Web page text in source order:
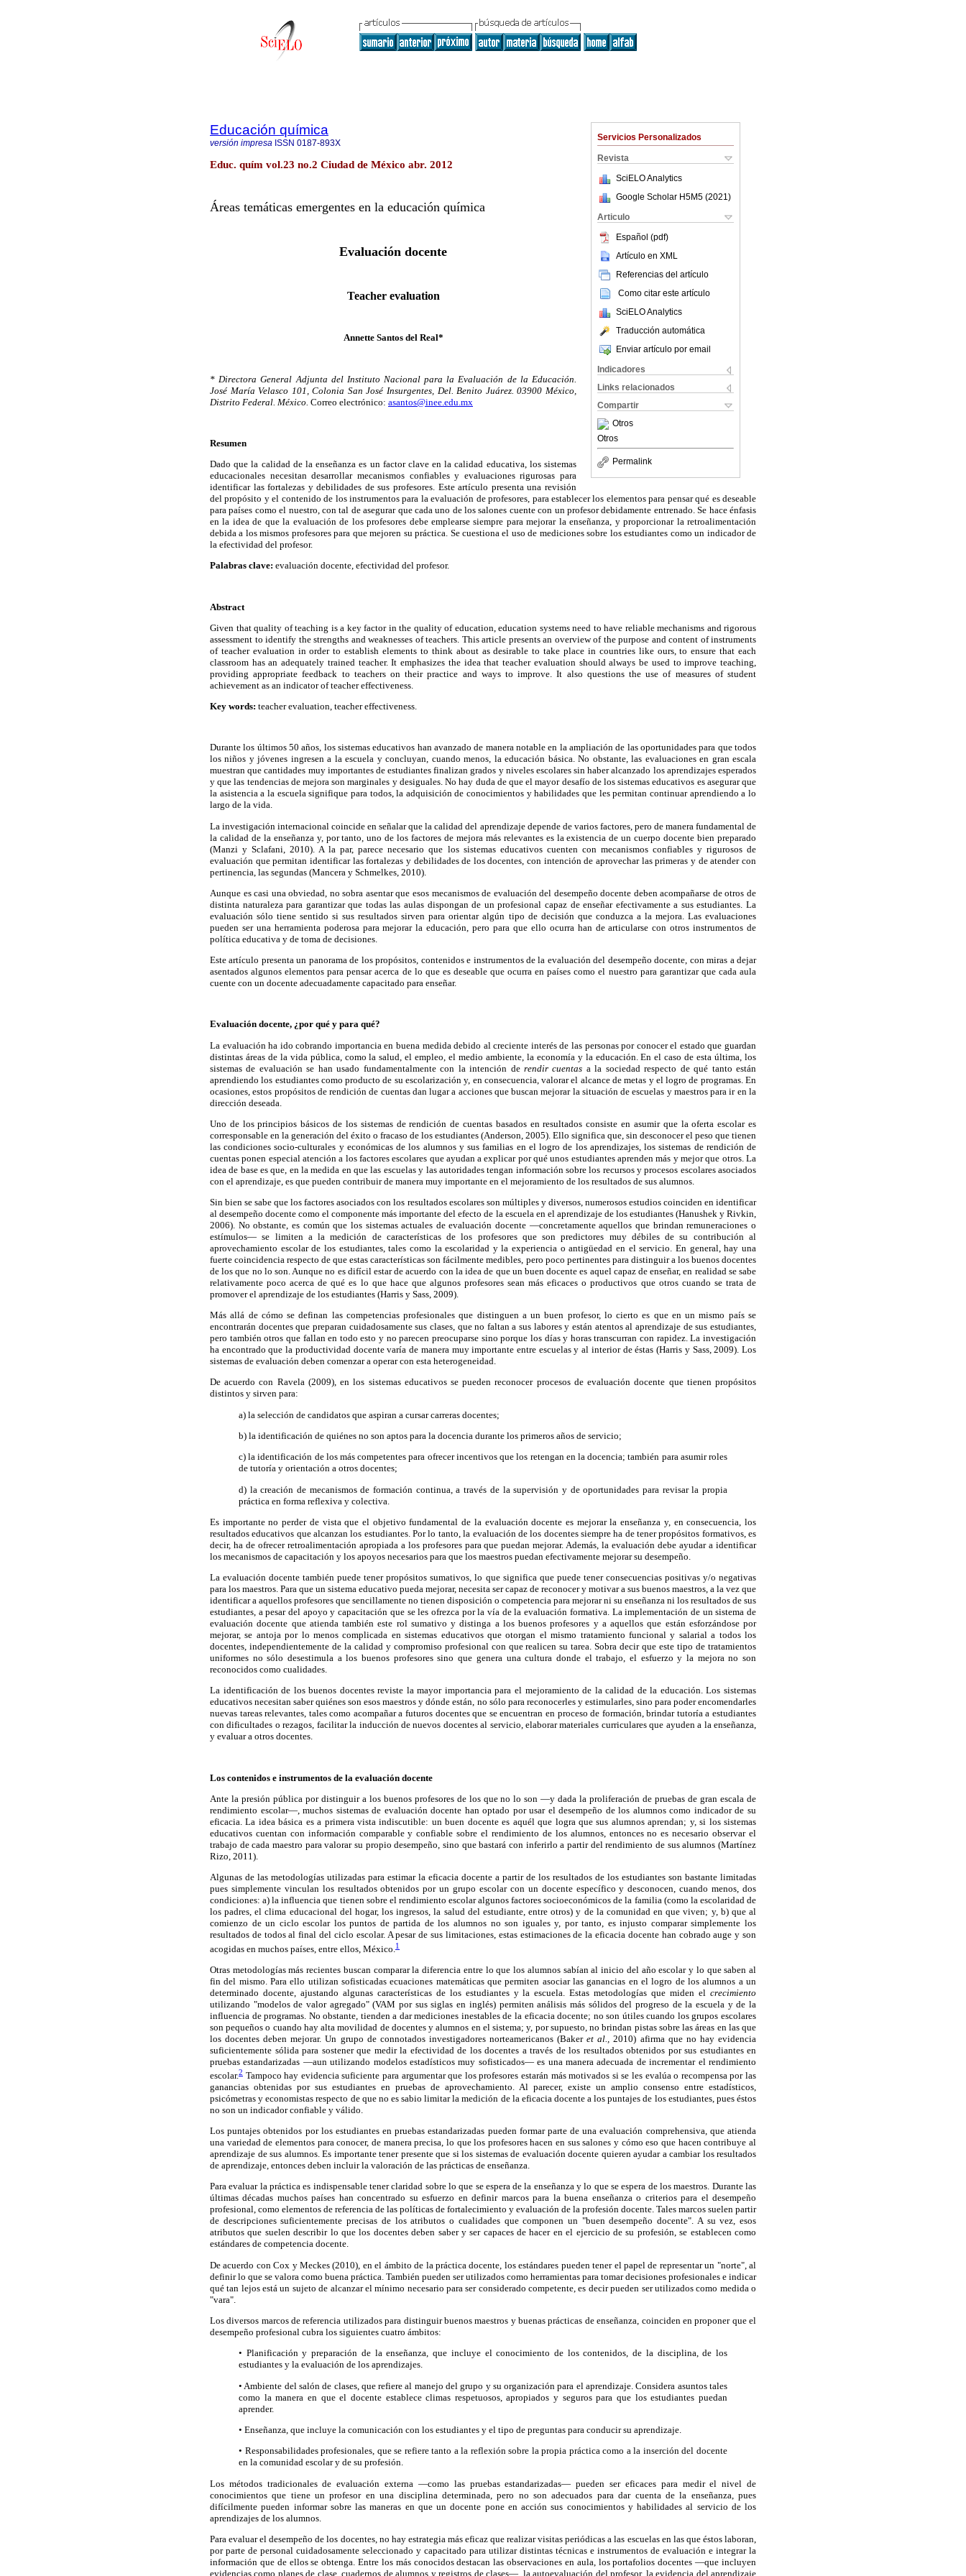
Servicios Personalizados
Revista
SciELO Analytics
Google Scholar H5M5 (2021 )
Articulo
Español (pdf)
Artículo en XML
Referencias del artículo
Como citar este artículo
SciELO Analytics
Traducción automática
Enviar artículo por email
Indicadores
Links relacionados
Compartir
Otros
Otros
Permalink
Educación química
versión impresa ISSN 0187-893X
Educ. quím vol.23 no.2 Ciudad de México abr. 2012
Áreas temáticas emergentes en la educación química
Evaluación docente
Teacher evaluation
Annette Santos del Real*
* Directora General Adjunta del Instituto Nacional para la Evaluación de la Educación.
José María Velasco 101, Colonia San José Insurgentes, Del. Benito Juárez. 03900 México,
Distrito Federal. México. Correo electrónico: asantos@inee.edu.mx
Resumen
Dado que la calidad de la enseñanza es un factor clave en la calidad educativa, los sistemas
educacionales necesitan desarrollar mecanismos confiables y evaluaciones rigurosas para
identificar las fortalezas y debilidades de sus profesores. Este artículo presenta una revisión
del propósito y el contenido de los instrumentos para la evaluación de profesores, para establecer los elementos para pensar qué es deseable
para países como el nuestro, con tal de asegurar que cada uno de los salones cuente con un profesor debidamente entrenado. Se hace énfasis
en la idea de que la evaluación de los profesores debe emplearse siempre para mejorar la enseñanza, y proporcionar la retroalimentación
debida a los mismos profesores para que mejoren su práctica. Se cuestiona el uso de mediciones sobre los estudiantes como un indicador de
la efectividad del profesor.
Palabras clave: evaluación docente, efectividad del profesor.
Abstract
Given that quality of teaching is a key factor in the quality of education, education systems need to have reliable mechanisms and rigorous
assessment to identify the strengths and weaknesses of teachers. This article presents an overview of the purpose and content of instruments
of teacher evaluation in order to establish elements to think about as desirable to take place in countries like ours, to ensure that each
classroom has an adequately trained teacher. It emphasizes the idea that teacher evaluation should always be used to improve teaching,
providing appropriate feedback to teachers on their practice and ways to improve. It also questions the use of measures of student
achievement as an indicator of teacher effectiveness.
Key words: teacher evaluation, teacher effectiveness.
Durante los últimos 50 años, los sistemas educativos han avanzado de manera notable en la ampliación de las oportunidades para que todos
los niños y jóvenes ingresen a la escuela y concluyan, cuando menos, la educación básica. No obstante, las evaluaciones en gran escala
muestran que cantidades muy importantes de estudiantes finalizan grados y niveles escolares sin haber alcanzado los aprendizajes esperados
y que las tendencias de mejora son marginales y desiguales. No hay duda de que el mayor desafío de los sistemas educativos es asegurar que
la asistencia a la escuela signifique para todos, la adquisición de conocimientos y habilidades que les permitan continuar aprendiendo a lo
largo de la vida.
La investigación internacional coincide en señalar que la calidad del aprendizaje depende de varios factores, pero de manera fundamental de
la calidad de la enseñanza y, por tanto, uno de los factores de mejora más relevantes es la existencia de un cuerpo docente bien preparado
(Manzi y Sclafani, 2010). A la par, parece necesario que los sistemas educativos cuenten con mecanismos confiables y rigurosos de
evaluación que permitan identificar las fortalezas y debilidades de los docentes, con intención de aprovechar las primeras y de atender con
pertinencia, las segundas (Mancera y Schmelkes, 2010).
Aunque es casi una obviedad, no sobra asentar que esos mecanismos de evaluación del desempeño docente deben acompañarse de otros de
distinta naturaleza para garantizar que todas las aulas dispongan de un profesional capaz de enseñar efectivamente a sus estudiantes. La
evaluación sólo tiene sentido si sus resultados sirven para orientar algún tipo de decisión que conduzca a la mejora. Las evaluaciones
pueden ser una herramienta poderosa para mejorar la educación, pero para que ello ocurra han de articularse con otros instrumentos de
política educativa y de toma de decisiones.
Este artículo presenta un panorama de los propósitos, contenidos e instrumentos de la evaluación del desempeño docente, con miras a dejar
asentados algunos elementos para pensar acerca de lo que es deseable que ocurra en países como el nuestro para garantizar que cada aula
cuente con un docente adecuadamente capacitado para enseñar.
Evaluación docente, ¿por qué y para qué?
La evaluación ha ido cobrando importancia en buena medida debido al creciente interés de las personas por conocer el estado que guardan
distintas áreas de la vida pública, como la salud, el empleo, el medio ambiente, la economía y la educación. En el caso de esta última, los
sistemas de evaluación se han usado fundamentalmente con la intención de rendir cuentas a la sociedad respecto de qué tanto están
aprendiendo los estudiantes como producto de su escolarización y, en consecuencia, valorar el alcance de metas y el logro de programas. En
ocasiones, estos propósitos de rendición de cuentas dan lugar a acciones que buscan mejorar la situación de escuelas y maestros para ir en la
dirección deseada.
Uno de los principios básicos de los sistemas de rendición de cuentas basados en resultados consiste en asumir que la oferta escolar es
corresponsable en la generación del éxito o fracaso de los estudiantes (Anderson, 2005). Ello significa que, sin desconocer el peso que tienen
las condiciones socio-culturales y económicas de los alumnos y sus familias en el logro de los aprendizajes, los sistemas de rendición de
cuentas ponen especial atención a los factores escolares que ayudan a explicar por qué unos estudiantes aprenden más y mejor que otros. La
idea de base es que, en la medida en que las escuelas y las autoridades tengan información sobre los recursos y procesos escolares asociados
con el aprendizaje, es que pueden contribuir de manera muy importante en el mejoramiento de los resultados de sus alumnos.
Sin bien se sabe que los factores asociados con los resultados escolares son múltiples y diversos, numerosos estudios coinciden en identificar
al desempeño docente como el componente más importante del efecto de la escuela en el aprendizaje de los estudiantes (Hanushek y Rivkin,
2006). No obstante, es común que los sistemas actuales de evaluación docente —concretamente aquellos que brindan remuneraciones o
estímulos— se limiten a la medición de características de los profesores que son predictores muy débiles de su contribución al
aprovechamiento escolar de los estudiantes, tales como la escolaridad y la experiencia o antigüedad en el servicio. En general, hay una
fuerte coincidencia respecto de que estas características son fácilmente medibles, pero poco pertinentes para distinguir a los buenos docentes
de los que no lo son. Aunque no es difícil estar de acuerdo con la idea de que un buen docente es aquel capaz de enseñar, en realidad se sabe
relativamente poco acerca de qué es lo que hace que algunos profesores sean más eficaces o productivos que otros cuando se trata de
promover el aprendizaje de los estudiantes (Harris y Sass, 2009).
Más allá de cómo se definan las competencias profesionales que distinguen a un buen profesor, lo cierto es que en un mismo país se
encontrarán docentes que preparan cuidadosamente sus clases, que no faltan a sus labores y están atentos al aprendizaje de sus estudiantes,
pero también otros que fallan en todo esto y no parecen preocuparse sino porque los días y horas transcurran con rapidez. La investigación
ha encontrado que la productividad docente varía de manera muy importante entre escuelas y al interior de éstas (Harris y Sass, 2009). Los
sistemas de evaluación deben comenzar a operar con esta heterogeneidad.
De acuerdo con Ravela (2009), en los sistemas educativos se pueden reconocer procesos de evaluación docente que tienen propósitos
distintos y sirven para:
a) la selección de candidatos que aspiran a cursar carreras docentes;
b) la identificación de quiénes no son aptos para la docencia durante los primeros años de servicio;
c) la identificación de los más competentes para ofrecer incentivos que los retengan en la docencia; también para asumir roles
de tutoría y orientación a otros docentes;
d) la creación de mecanismos de formación continua, a través de la supervisión y de oportunidades para revisar la propia
práctica en forma reflexiva y colectiva.
Es importante no perder de vista que el objetivo fundamental de la evaluación docente es mejorar la enseñanza y, en consecuencia, los
resultados educativos que alcanzan los estudiantes. Por lo tanto, la evaluación de los docentes siempre ha de tener propósitos formativos, es
decir, ha de ofrecer retroalimentación apropiada a los profesores para que puedan mejorar. Además, la evaluación debe ayudar a identificar
los mecanismos de capacitación y los apoyos necesarios para que los maestros puedan efectivamente mejorar su desempeño.
La evaluación docente también puede tener propósitos sumativos, lo que significa que puede tener consecuencias positivas y/o negativas
para los maestros. Para que un sistema educativo pueda mejorar, necesita ser capaz de reconocer y motivar a sus buenos maestros, a la vez que
identificar a aquellos profesores que sencillamente no tienen disposición o competencia para mejorar ni su enseñanza ni los resultados de sus
estudiantes, a pesar del apoyo y capacitación que se les ofrezca por la vía de la evaluación formativa. La implementación de un sistema de
evaluación docente que atienda también este rol sumativo y distinga a los buenos profesores y a aquellos que están esforzándose por
mejorar, se antoja por lo menos complicada en sistemas educativos que otorgan el mismo tratamiento funcional y salarial a todos los
docentes, independientemente de la calidad y compromiso profesional con que realicen su tarea. Sobra decir que este tipo de tratamientos
uniformes no sólo desestimula a los buenos profesores sino que genera una cultura donde el trabajo, el esfuerzo y la mejora no son
reconocidos como cualidades.
La identificación de los buenos docentes reviste la mayor importancia para el mejoramiento de la calidad de la educación. Los sistemas
educativos necesitan saber quiénes son esos maestros y dónde están, no sólo para reconocerles y estimularles, sino para poder encomendarles
nuevas tareas relevantes, tales como acompañar a futuros docentes que se encuentran en proceso de formación, brindar tutoría a estudiantes
con dificultades o rezagos, facilitar la inducción de nuevos docentes al servicio, elaborar materiales curriculares que ayuden a la enseñanza,
y evaluar a otros docentes.
Los contenidos e instrumentos de la evaluación docente
Ante la presión pública por distinguir a los buenos profesores de los que no lo son —y dada la proliferación de pruebas de gran escala de
rendimiento escolar—, muchos sistemas de evaluación docente han optado por usar el desempeño de los alumnos como indicador de su
eficacia. La idea básica es a primera vista indiscutible: un buen docente es aquél que logra que sus alumnos aprendan; y, si los sistemas
educativos cuentan con información comparable y confiable sobre el rendimiento de los alumnos, entonces no es necesario observar el
trabajo de cada maestro para valorar su propio desempeño, sino que bastará con inferirlo a partir del rendimiento de sus alumnos (Martínez
Rizo, 2011).
Algunas de las metodologías utilizadas para estimar la eficacia docente a partir de los resultados de los estudiantes son bastante limitadas
pues simplemente vinculan los resultados obtenidos por un grupo escolar con un docente específico y desconocen, cuando menos, dos
condiciones: a) la influencia que tienen sobre el rendimiento escolar algunos factores socioeconómicos de la familia (como la escolaridad de
los padres, el clima educacional del hogar, los ingresos, la salud del estudiante, entre otros) y de la comunidad en que viven; y, b) que al
comienzo de un ciclo escolar los puntos de partida de los alumnos no son iguales y, por tanto, es injusto comparar simplemente los
resultados de todos al final del ciclo escolar. A pesar de sus limitaciones, estas estimaciones de la eficacia docente han cobrado auge y son
acogidas en muchos países, entre ellos, México. 1
Otras metodologías más recientes buscan comparar la diferencia entre lo que los alumnos sabían al inicio del año escolar y lo que saben al
fin del mismo. Para ello utilizan sofisticadas ecuaciones matemáticas que permiten asociar las ganancias en el logro de los alumnos a un
determinado docente, ajustando algunas características de los estudiantes y la escuela. Estas metodologías que miden el crecimiento
utilizando "modelos de valor agregado" (VAM por sus siglas en inglés) permiten análisis más sólidos del progreso de la escuela y de la
influencia de programas. No obstante, tienden a dar mediciones inestables de la eficacia docente; no son útiles cuando los grupos escolares
son pequeños o cuando hay alta movilidad de docentes y alumnos en el sistema; y, por supuesto, no brindan pistas sobre las áreas en las que
los docentes deben mejorar. Un grupo de connotados investigadores norteamericanos (Bakeret al.,
2010) afirma que no hay evidencia
suficientemente sólida para sostener que medir la efectividad de los docentes a través de los resultados obtenidos por sus estudiantes en
pruebas estandarizadas —aun utilizando modelos estadísticos muy sofisticados— es una manera adecuada de incrementar el rendimiento
escolar.2 Tampoco hay evidencia suficiente para argumentar que los profesores estarán más motivados si se les evalúa o recompensa por las
ganancias obtenidas por sus estudiantes en pruebas de aprovechamiento. Al parecer, existe un amplio consenso entre estadísticos,
psicómetras y economistas respecto de que no es sabio limitar la medición de la eficacia docente a los puntajes de los estudiantes, pues éstos
no son un indicador confiable y válido.
Los puntajes obtenidos por los estudiantes en pruebas estandarizadas pueden formar parte de una evaluación comprehensiva, que atienda
una variedad de elementos para conocer, de manera precisa, lo que los profesores hacen en sus salones y cómo eso que hacen contribuye al
aprendizaje de sus alumnos. Es importante tener presente que si los sistemas de evaluación docente quieren ayudar a cambiar los resultados
de aprendizaje, entonces deben incluir la valoración de las prácticas de enseñanza.
Para evaluar la práctica es indispensable tener claridad sobre lo que se espera de la enseñanza y lo que se espera de los maestros. Durante las
últimas décadas muchos países han concentrado su esfuerzo en definir marcos para la buena enseñanza o criterios para el desempeño
profesional, como elementos de referencia de las políticas de fortalecimiento y evaluación de la profesión docente. Tales marcos suelen partir
de descripciones suficientemente precisas de los atributos o cualidades que componen un "buen desempeño docente". A su vez, esos
atributos que suelen describir lo que los docentes deben saber y ser capaces de hacer en el ejercicio de su profesión, se establecen como
estándares de competencia docente.
De acuerdo con Cox y Meckes (2010), en el ámbito de la práctica docente, los estándares pueden tener el papel de representar un "norte", al
definir lo que se valora como buena práctica. También pueden ser utilizados como herramientas para tomar decisiones profesionales e indicar
qué tan lejos está un sujeto de alcanzar el mínimo necesario para ser considerado competente, es decir pueden ser utilizados como medida o
"vara".
Los diversos marcos de referencia utilizados para distinguir buenos maestros y buenas prácticas de enseñanza, coinciden en proponer que el
desempeño profesional cubra los siguientes cuatro ámbitos:
• Planificación y preparación de la enseñanza, que incluye el conocimiento de los contenidos, de la disciplina, de los
estudiantes y la evaluación de los aprendizajes.
• Ambiente del salón de clases, que refiere al manejo del grupo y su organización para el aprendizaje. Considera asuntos tales
como la manera en que el docente establece climas respetuosos, apropiados y seguros para que los estudiantes puedan
aprender.
• Enseñanza, que incluye la comunicación con los estudiantes y el tipo de preguntas para conducir su aprendizaje.
• Responsabilidades profesionales, que se refiere tanto a la reflexión sobre la propia práctica como a la inserción del docente
en la comunidad escolar y de su profesión.
Los métodos tradicionales de evaluación externa —como las pruebas estandarizadas— pueden ser eficaces para medir el nivel de
conocimientos que tiene un profesor en una disciplina determinada, pero no son adecuados para dar cuenta de la enseñanza, pues
difícilmente pueden informar sobre las maneras en que un docente pone en acción sus conocimientos y habilidades al servicio de los
aprendizajes de los alumnos.
Para evaluar el desempeño de los docentes, no hay estrategia más eficaz que realizar visitas periódicas a las escuelas en las que éstos laboran,
por parte de personal cuidadosamente seleccionado y capacitado para utilizar distintas técnicas e instrumentos de evaluación e integrar la
información que de ellos se obtenga. Entre los más conocidos destacan las observaciones en aula, los portafolios docentes —que incluyen
evidencias como planes de clase, cuadernos de alumnos y registros de clases—, la autoevaluación del profesor, la evidencia del aprendizaje